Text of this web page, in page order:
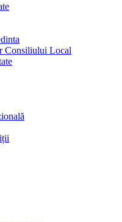
Consiliului Local